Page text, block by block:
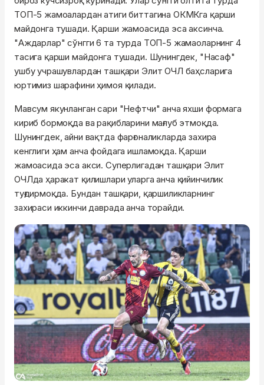
ТОП-5 жамоалардан атиги биттагина ОКМКга қарши
майдонга тушади. Қарши жамоасида эса аксинча.
"Аждарлар" сўнгги 6 та турда ТОП-5 жамаоларнинг 4
тасига қарши майдонга тушади. Шунингдек, "Насаф"
ушбу учрашувлардан ташқари Элит ОЧЛ баҳсларига
юртимиз шарафини ҳимоя қилади.
Мавсум якунланган сари "Нефтчи" анча яхши формага
кириб бормоқда ва рақибларини мағлуб этмоқда.
Шунингдек, айни вақтда фарғоналикларда захира
кенглиги ҳам анча фойдага ишламоқда. Қарши
жамоасида эса акси. Суперлигадан ташқари Элит
ОЧЛда ҳаракат қилишлари уларга анча қийинчилик
туғдирмоқда. Бундан ташқари, қаршиликларнинг
захираси иккинчи даврада анча торайди.